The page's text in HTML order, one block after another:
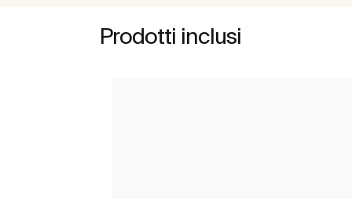
Prodotti inclusi